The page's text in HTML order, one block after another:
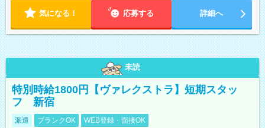
気になる！ 応募する 詳細へ
未読
特別時給1800円【ヴァレクストラ】短期スタッ
フ 新宿
派遣 ブランクOK WEB登録・面接OK